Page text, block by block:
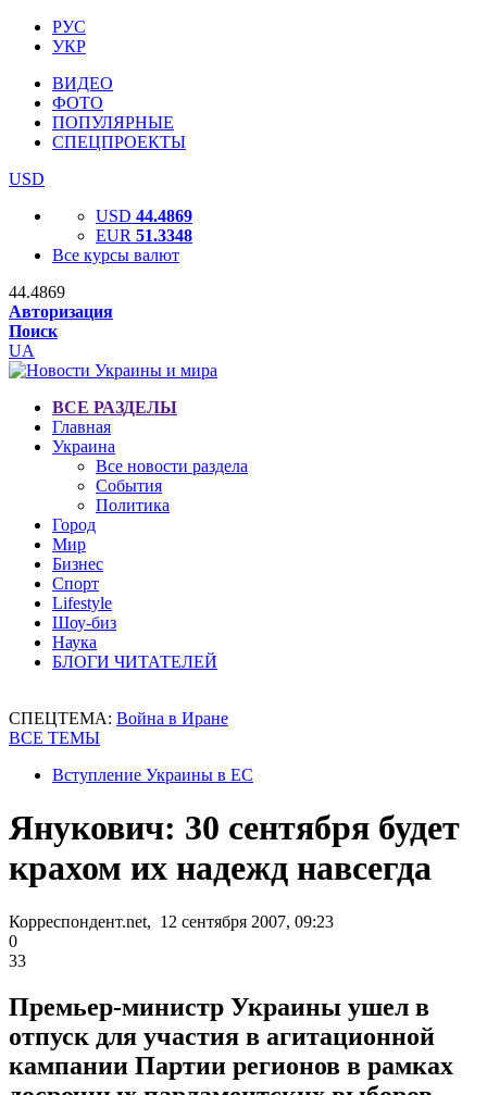
РУС
УКР
ВИДЕО
ФОТО
ПОПУЛЯРНЫЕ
СПЕЦПРОЕКТЫ
USD
USD 44.4869
EUR 51.3348
Все курсы валют
44.4869
Авторизация
Поиск
UA
ВСЕ РАЗДЕЛЫ
Главная
Украина
Все новости раздела
События
Политика
Город
Мир
Бизнес
Спорт
Lifestyle
Шоу-биз
Наука
БЛОГИ ЧИТАТЕЛЕЙ
СПЕЦТЕМА: Война в Иране
ВСЕ ТЕМЫ
Вступление Украины в ЕС
Янукович: 30 сентября будет
крахом их надежд навсегда
Корреспондент.net, 12 сентября 2007, 09:23
0
33
Премьер-министр Украины ушел в
отпуск для участия в агитационной
кампании Партии регионов в рамках